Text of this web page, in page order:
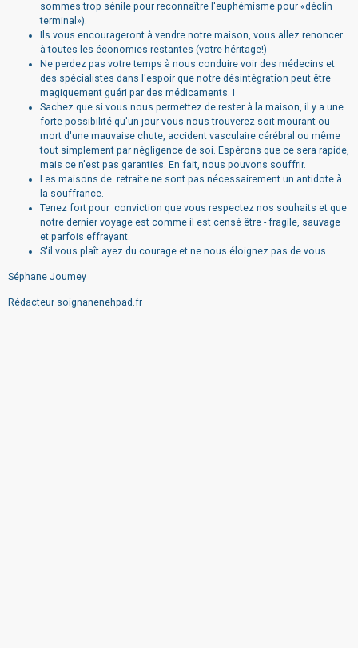
sommes trop sénile pour reconnaître l'euphémisme pour «déclin
terminal»).
Ils vous encourageront à vendre notre maison, vous allez renoncer
à toutes les économies restantes (votre héritage!)
Ne perdez pas votre temps à nous conduire voir des médecins et
des spécialistes dans l'espoir que notre désintégration peut être
magiquement guéri par des médicaments. I
Sachez que si vous nous permettez de rester à la maison, il y a une
forte possibilité qu'un jour vous nous trouverez soit mourant ou
mort d'une mauvaise chute, accident vasculaire cérébral ou même
tout simplement par négligence de soi. Espérons que ce sera rapide,
mais ce n'est pas garanties. En fait, nous pouvons souffrir.
Les maisons de retraite ne sont pas nécessairement un antidote à
la souffrance.
Tenez fort pour conviction que vous respectez nos souhaits et que
notre dernier voyage est comme il est censé être - fragile, sauvage
et parfois effrayant.
S'il vous plaît ayez du courage et ne nous éloignez pas de vous.
Séphane Joumey
Rédacteur soignanenehpad.fr